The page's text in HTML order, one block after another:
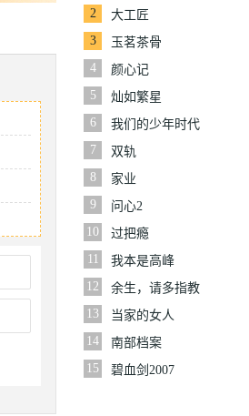
2
大工匠
3
玉茗茶骨
4
颜心记
5
灿如繁星
6
我们的少年时代
7
双轨
8
家业
9
问心2
10
过把瘾
11
我本是高峰
12
余生，请多指教
13
当家的女人
14
南部档案
15
碧血剑2007